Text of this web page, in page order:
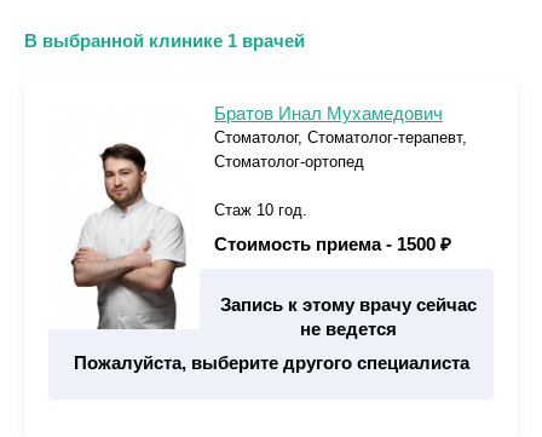
В выбранной клинике 1 врачей
Братов Инал Мухамедович
Стоматолог, Стоматолог-терапевт,
Стоматолог-ортопед
Стаж 10 год.
Стоимость приема - 1500 ₽
Запись к этому врачу сейчас
не ведется
Пожалуйста, выберите другого специалиста